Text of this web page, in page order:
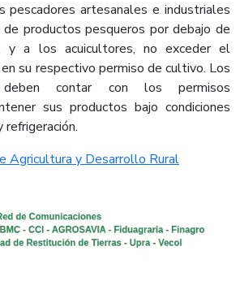
pescadores artesanales e industriales
productos pesqueros por debajo de
y a los acuicultores, no exceder el
su respectivo permiso de cultivo. Los
deben contar con los permisos
sus productos bajo condiciones
Agricultura y Desarrollo Rural​